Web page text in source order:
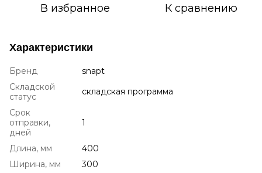
В избранное К сравнению
Характеристики
Бренд
snapt
Складской
статус
складская программа
Срок
отправки,
дней
1
Длина, мм
400
Ширина, мм
300